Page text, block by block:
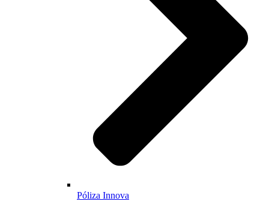
Póliza Innova